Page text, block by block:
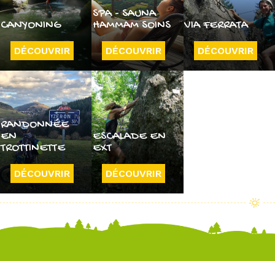
CANYONING
DÉCOUVRIR
SPA - SAUNA
HAMMAM SOINS
DÉCOUVRIR
VIA FERRATA
DÉCOUVRIR
RANDONNÉE
EN
TROTTINETTE
DÉCOUVRIR
ESCALADE EN
EXT
DÉCOUVRIR